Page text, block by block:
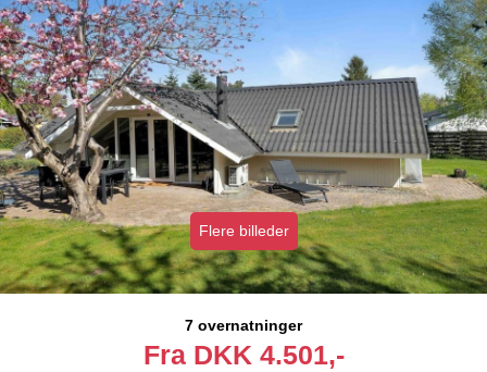
Flere billeder
7 overnatninger
Fra DKK 4.501,-